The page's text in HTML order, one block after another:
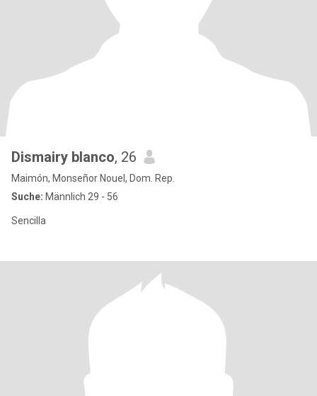
Dismairy blanco, 26
Maimón, Monseñor Nouel, Dom. Rep.
Suche: Männlich 29 - 56
Sencilla